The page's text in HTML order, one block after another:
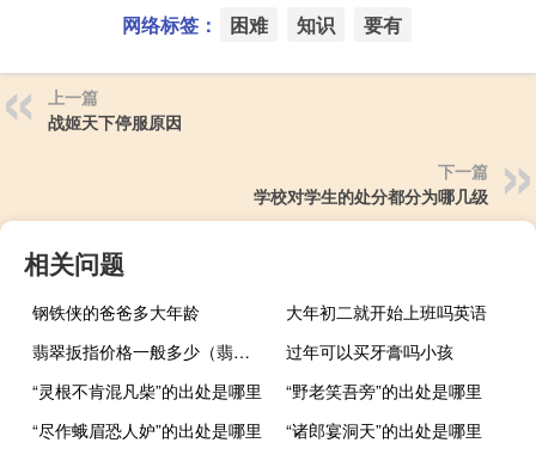
网络标签： 困难 知识 要有
上一篇
战姬天下停服原因
下一篇
学校对学生的处分都分为哪几级
相关问题
钢铁侠的爸爸多大年龄
大年初二就开始上班吗英语
翡翠扳指价格一般多少（翡翠扳指）
过年可以买牙膏吗小孩
“灵根不肯混凡柴”的出处是哪里
“野老笑吾旁”的出处是哪里
“尽作蛾眉恐人妒”的出处是哪里
“诸郎宴洞天”的出处是哪里